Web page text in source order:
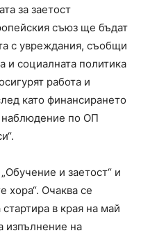
за заетост
съюз ще бъдат
с увреждания, съобщи
и социалната политика
работа и
като финансирането
наблюдение по ОП
и заетост“ и
хора“. Очаква се
в края на май
изпълнение на